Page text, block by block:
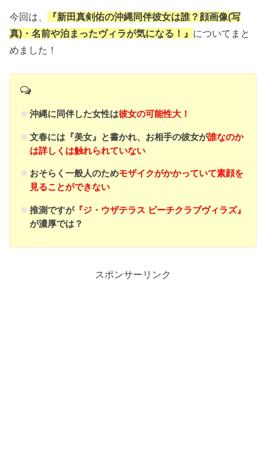
今回は、
『新田真剣佑の沖縄同伴彼女は誰？顔画像(写
真)・名前や泊まったヴィラが気になる！』 についてまと
めました！
沖縄に同伴した女性は彼女の可能性大！
文春には『美女』と書かれ、お相手の彼女が誰なのか
は詳しくは触れられていない
おそらく一般人のためモザイクがかかっていて素顔を
見ることができない
推測ですが『ジ・ウザテラス ビーチクラブヴィラズ』
が濃厚では？
スポンサーリンク